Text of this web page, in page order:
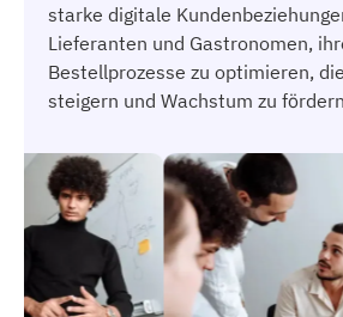
starke digitale
Lieferanten und Gastronomen,
Bestellprozesse zu optimieren,
steigern und Wachstum zu